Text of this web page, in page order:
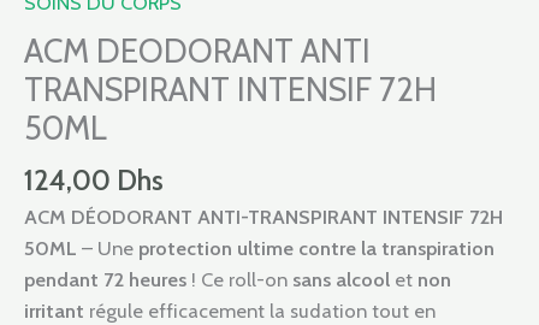
ACM DEODORANT ANTI
TRANSPIRANT INTENSIF 72H
50ML
124,00 Dhs
ACM DÉODORANT ANTI-TRANSPIRANT INTENSIF 72H
50ML – Une protection ultime contre la transpiration
pendant 72 heures ! Ce roll-on sans alcool et non
irritant régule efficacement la sudation tout en
ANTI
TRANSPIRANT
INTENSIF
72H
50ML